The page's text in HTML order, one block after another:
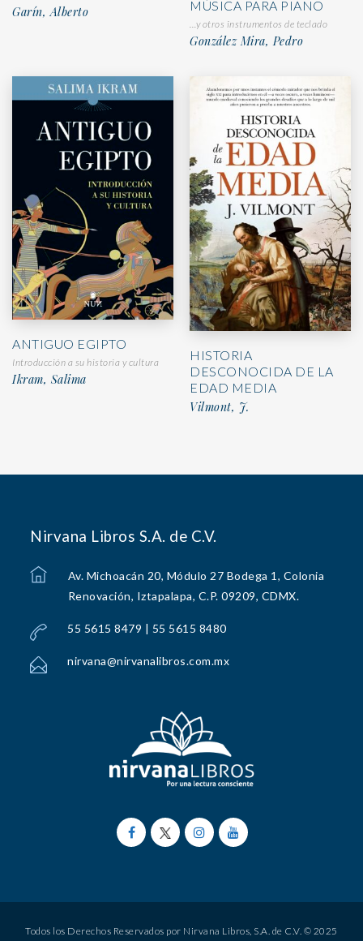
Garín, Alberto
MÚSICA PARA PIANO
…y otros instrumentos de teclado
González Mira, Pedro
ANTIGUO EGIPTO
Introducción a su historia y cultura
Ikram, Salima
HISTORIA
DESCONOCIDA DE LA
EDAD MEDIA
Vilmont, J.
Nirvana Libros S.A. de C.V.
Av. Michoacán 20, Módulo 27 Bodega 1, Colonia
Renovación, Iztapalapa, C.P. 09209, CDMX.
55 5615 8479 | 55 5615 8480
nirvana@nirvanalibros.com.mx
Todos los Derechos Reservados por Nirvana Libros, S.A. de C.V. © 2025